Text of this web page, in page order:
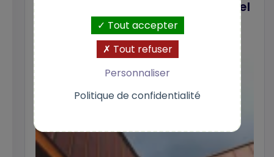
la réussite du parcours résidentiel
des locataires »Tout accepter
Tout refuser
Personnaliser
Politique de confidentialité